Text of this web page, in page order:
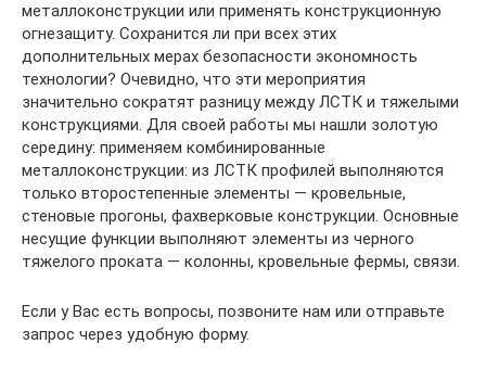
металлоконструкции или применять конструкционную
огнезащиту. Сохранится ли при всех этих
дополнительных мерах безопасности экономность
технологии? Очевидно, что эти мероприятия
значительно сократят разницу между ЛСТК и тяжелыми
конструкциями. Для своей работы мы нашли золотую
середину: применяем комбинированные
металлоконструкции: из ЛСТК профилей выполняются
только второстепенные элементы — кровельные,
стеновые прогоны, фахверковые конструкции. Основные
несущие функции выполняют элементы из черного
тяжелого проката — колонны, кровельные фермы, связи.
Если у Вас есть вопросы, позвоните нам или отправьте
запрос через удобную форму.